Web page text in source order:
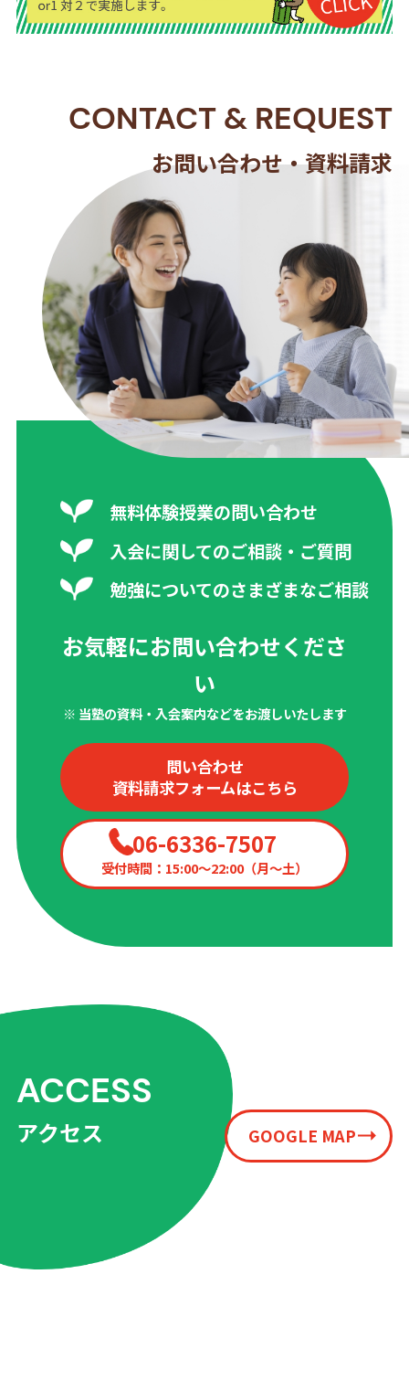
CONTACT & REQUEST
お問い合わせ・資料請求
無料体験授業の問い合わせ
入会に関してのご相談・ご質問
勉強についてのさまざまなご相談
お気軽にお問い合わせくださ
い
※ 当塾の資料・入会案内などをお渡しいたします
問い合わせ
資料請求フォームはこちら
06-6336-7507
受付時間：15:00〜22:00（月〜土）
ACCESS
アクセス GOOGLE MAP